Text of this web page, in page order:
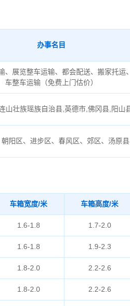
办事名目
、展览整车运输、都会配送、搬家托运
车整车运输（免费上门估价）
山壮族瑶族自治县,英德市,佛冈县,阳山
阳区、进步区、春风区、郊区、汤原
车箱宽度/米 车箱高度/米
1.6-1.8 1.7-2.0
1.6-1.8 1.9-2.3
1.8-2.0 2.2-2.6
1.8-2.0 2.2-2.6